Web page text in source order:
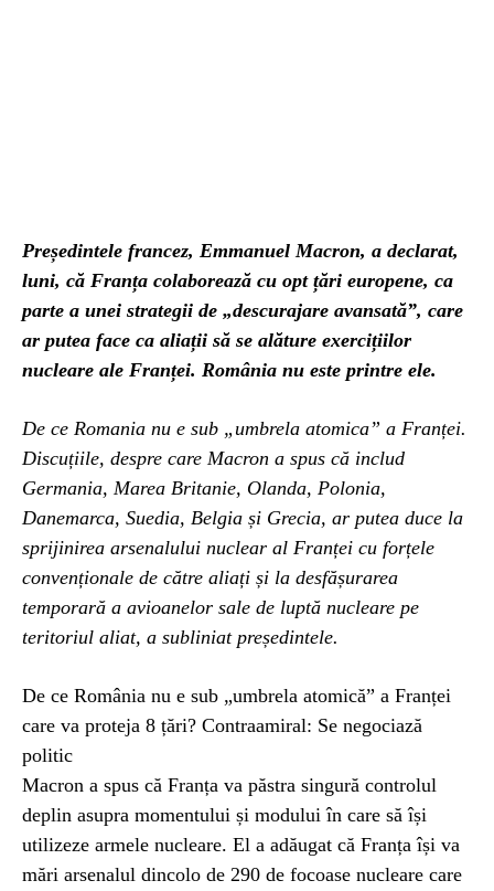
Președintele francez, Emmanuel Macron, a declarat,
luni, că Franța colaborează cu opt țări europene, ca
parte a unei strategii de „descurajare avansată”, care
ar putea face ca aliații să se alăture exercițiilor
nucleare ale Franței. România nu este printre ele.
De ce Romania nu e sub „umbrela atomica” a Franței.
Discuțiile, despre care Macron a spus că includ
Germania, Marea Britanie, Olanda, Polonia,
Danemarca, Suedia, Belgia și Grecia, ar putea duce la
sprijinirea arsenalului nuclear al Franței cu forțele
convenționale de către aliați și la desfășurarea
temporară a avioanelor sale de luptă nucleare pe
teritoriul aliat, a subliniat președintele.
De ce România nu e sub „umbrela atomică” a Franței
care va proteja 8 țări? Contraamiral: Se negociază
politic
Macron a spus că Franța va păstra singură controlul
deplin asupra momentului și modului în care să își
utilizeze armele nucleare. El a adăugat că Franța își va
mări arsenalul dincolo de 290 de focoase nucleare care